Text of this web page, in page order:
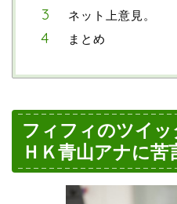
ネット上意見。
まとめ
フィフィのツイッ
ＨＫ青山アナに苦